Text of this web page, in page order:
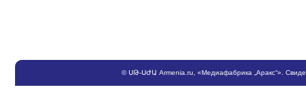
©ՍԹ-ՍԺԱ Armenia.ru , «Медиафабрика „Аракс“».